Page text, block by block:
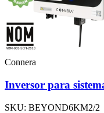
Connera
Inversor para
SKU: BEYOND6KM2/2